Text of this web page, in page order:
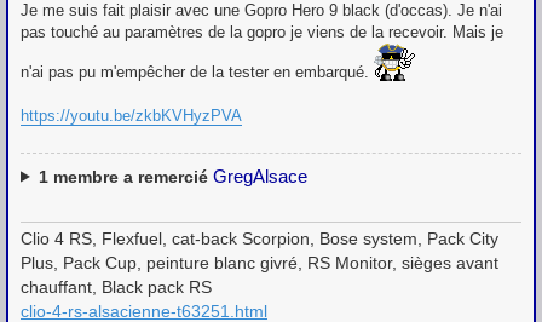
s
a
e
Je me suis fait plaisir avec une Gopro Hero 9 black (d'occas). Je n'ai
pas touché au paramètres de la gopro je viens de la recevoir. Mais je
n'ai pas pu m'empêcher de la tester en embarqué.
https://youtu.be/zkbKVHyzPVA
1membre a remercié GregAlsace
Clio 4 RS, Flexfuel, cat-back Scorpion, Bose system, Pack City
Plus, Pack Cup, peinture blanc givré, RS Monitor, sièges avant
chauffant, Black pack RS
clio-4-rs-alsacienne-t63251.html